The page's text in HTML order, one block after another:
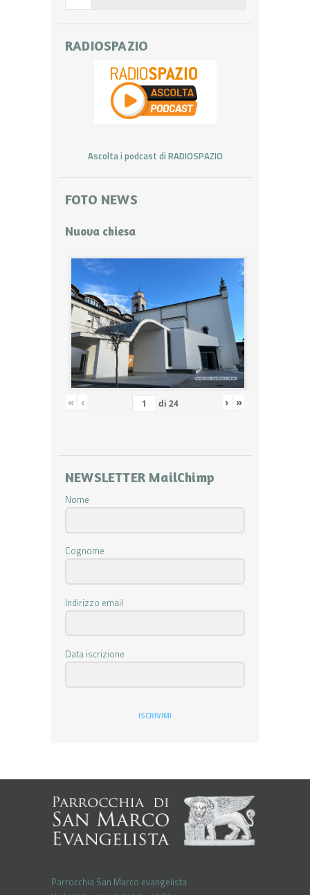
RADIOSPAZIO
Ascolta i podcast di RADIOSPAZIO
FOTO NEWS
Nuova chiesa
« ‹ di 24 › »
NEWSLETTER MailChimp
Nome
Cognome
Indirizzo email
Data iscrizione
ISCRIVIMI
Parrocchia San Marco evangelista